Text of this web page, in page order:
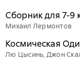
Сборник для 7-9
Михаил Лермонтов
Космическая
Лю Цысинь, Джон